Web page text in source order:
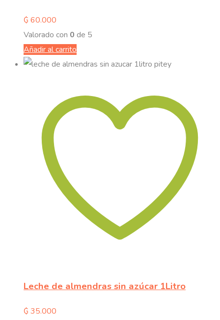
₲ 60.000
Valorado con 0 de 5
Añadir al carrito
Leche de almendras sin azúcar 1Litro
₲ 35.000